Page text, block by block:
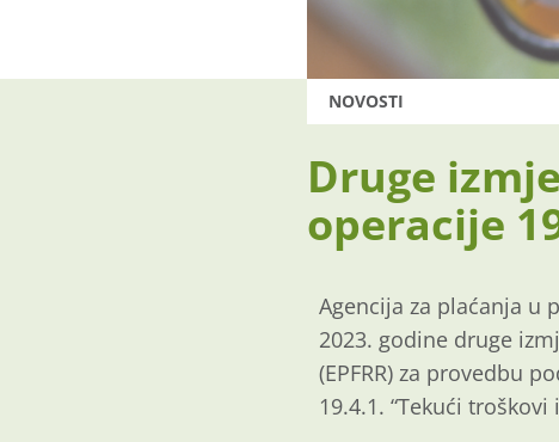
NOVOSTI
Druge
operacije
Agencija za plaćanja u
2023. godine druge
(EPFRR) za provedbu
19.4.1. “Tekući troškovi